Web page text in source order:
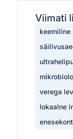
Viimati
verega
lokaalne